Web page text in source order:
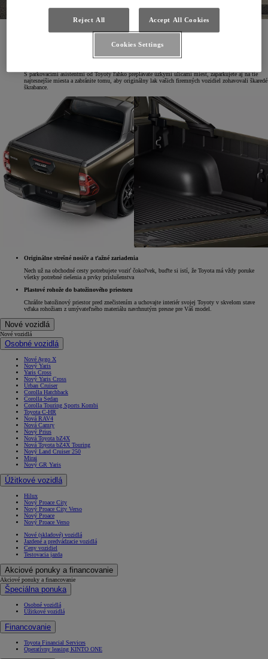
So sadou zimných pneumatík od Toyoty nikdy nezídete z cesty. Ponúkame výhradne produkty
S parkovacími asistentmi od Toyoty ľahko preplávate úzkymi ulicami miest, zaparkujete aj na tie
najtesnejšie miesta a zabránite tomu, aby originálny lak vašich firemných vozidiel zohavovali škaredé
škrabance.
Originálne strešné nosiče a ťažné zariadenia
Nech už na obchodné cesty potrebujete voziť čokoľvek, buďte si istí, že Toyota má vždy poruke
všetky potrebné riešenia a prvky príslušenstva
Plastové rohože do batožinového priestoru
Chráňte batožinový priestor pred znečistením a uchovajte interiér svojej Toyoty v skvelom stave
vďaka rohožiam z umývateľného materiálu navrhnutým presne pre Váš model.
Nové vozidlá
Nové vozidlá
Osobné vozidlá
Nové Aygo X
Nový Yaris
Yaris Cross
Nový Yaris Cross
Urban Cruiser
Corolla Hatchback
Corolla Sedan
Corolla Touring Sports Kombi
Toyota C-HR
Nová RAV4
Nová Camry
Nový Prius
Nová Toyota bZ4X
Nová Toyota bZ4X Touring
Nový Land Cruiser 250
Mirai
Nový GR Yaris
Úžitkové vozidlá
Hilux
Nový Proace City
Nový Proace City Verso
Nový Proace
Nový Proace Verso
Nové (skladové) vozidlá
Jazdené a predvádzacie vozidlá
Ceny vozidiel
Testovacia jazda
Akciové ponuky a financovanie
Akciové ponuky a financovanie
Špeciálna ponuka
Osobné vozidlá
Úžitkové vozidlá
Financovanie
Toyota Financial Services
Operatívny leasing KINTO ONE
Reject All Accept All Cookies
Cookies Settings